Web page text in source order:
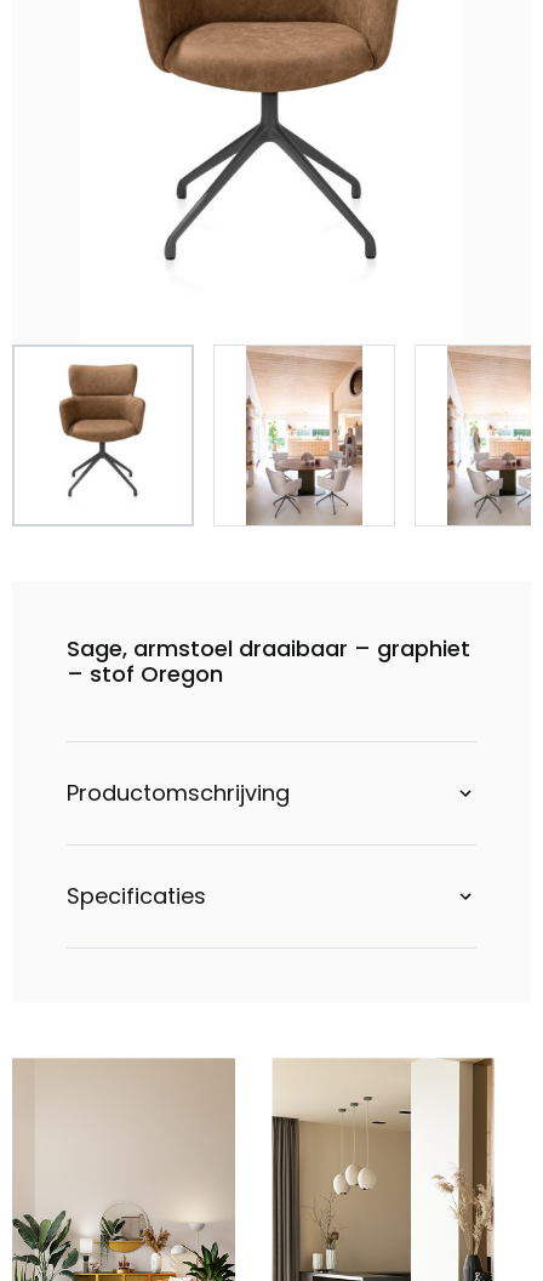
Sage, armstoel draaibaar – graphiet
– stof Oregon
Productomschrijving
Specificaties